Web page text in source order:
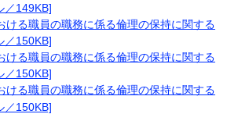
／149KB]
ける職員の職務に係る倫理の保持に関する
／150KB]
ける職員の職務に係る倫理の保持に関する
／150KB]
ける職員の職務に係る倫理の保持に関する
／150KB]